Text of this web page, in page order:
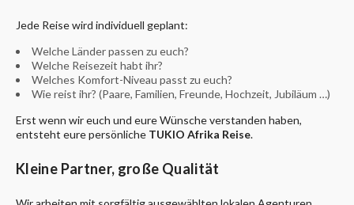
Jede Reise wird individuell geplant:
Welche Länder passen zu euch?
Welche Reisezeit habt ihr?
Welches Komfort-Niveau passt zu euch?
Wie reist ihr? (Paare, Familien, Freunde, Hochzeit, Jubiläum …)
Erst wenn wir euch und eure Wünsche verstanden haben,
entsteht eure persönliche TUKIO Afrika Reise.
Kleine Partner, große Qualität